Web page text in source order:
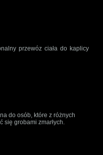
przewóz ciała do kaplicy
do osób, które z różnych
się grobami zmarłych.